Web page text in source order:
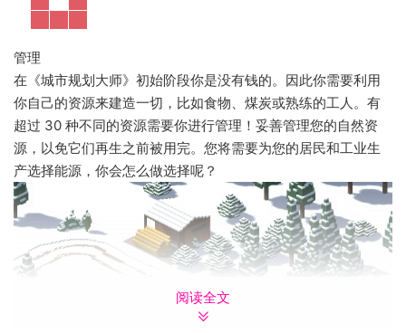
管理
在《城市规划大师》初始阶段你是没有钱的。因此你需要利用
你自己的资源来建造一切，比如食物、煤炭或熟练的工人。有
超过 30 种不同的资源需要你进行管理！妥善管理您的自然资
源，以免它们再生之前被用完。您将需要为您的居民和工业生
产选择能源，你会怎么做选择呢？
教育是发展的根本！ 通过培养足够多的合格工人和科学家，您
阅读全文